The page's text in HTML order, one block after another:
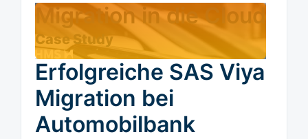
Erfolgreiche SAS Viya
Migration bei
Automobilbank
Migration in die Cloud
Case Study